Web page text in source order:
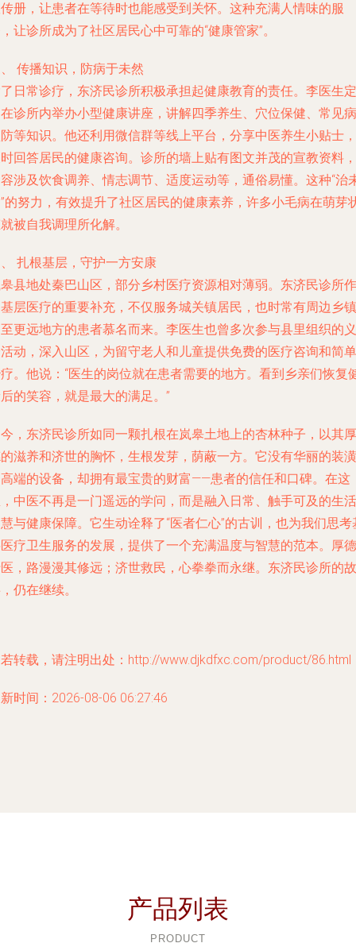
册，让患者在等待时也能感受到关怀。这种充满人情味的服
让诊所成为了社区居民心中可靠的“健康管家”。
传播知识，防病于未然
日常诊疗，东济民诊所积极承担起健康教育的责任。李医生定
诊所内举办小型健康讲座，讲解四季养生、穴位保健、常见病
等知识。他还利用微信群等线上平台，分享中医养生小贴士，
回答居民的健康咨询。诊所的墙上贴有图文并茂的宣教资料，
涉及饮食调养、情志调节、适度运动等，通俗易懂。这种“治
的努力，有效提升了社区居民的健康素养，许多小毛病在萌芽
被自我调理所化解。
扎根基层，守护一方安康
县地处秦巴山区，部分乡村医疗资源相对薄弱。东济民诊所作
层医疗的重要补充，不仅服务城关镇居民，也时常有周边乡镇
更远地方的患者慕名而来。李医生也曾多次参与县里组织的义
动，深入山区，为留守老人和儿童提供免费的医疗咨询和简单
。他说：“医生的岗位就在患者需要的地方。看到乡亲们恢复
的笑容，就是最大的满足。”
，东济民诊所如同一颗扎根在岚皋土地上的杏林种子，以其厚
滋养和济世的胸怀，生根发芽，荫蔽一方。它没有华丽的装潢
端的设备，却拥有最宝贵的财富——患者的信任和口碑。在这
中医不再是一门遥远的学问，而是融入日常、触手可及的生活
与健康保障。它生动诠释了“医者仁心”的古训，也为我们思考
疗卫生服务的发展，提供了一个充满温度与智慧的范本。厚德
，路漫漫其修远；济世救民，心拳拳而永继。东济民诊所的故
仍在继续。
转载，请注明出处：http://www.djkdfxc.com/product/86.html
时间：2026-08-06 06:27:46
产品列表
PRODUCT